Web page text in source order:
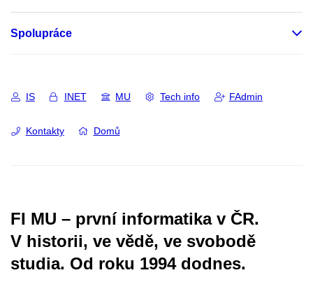
Spolupráce
IS INET MU Tech info FAdmin
Kontakty Domů
FI MU – první informatika v ČR.
V historii, ve vědě, ve svobodě
studia. Od roku 1994 dodnes.